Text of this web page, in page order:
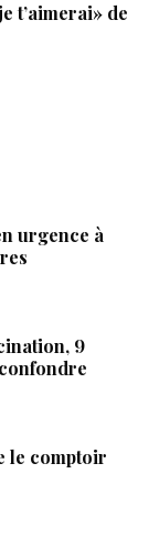
t’aimerai» de
urgence à
9
le comptoir